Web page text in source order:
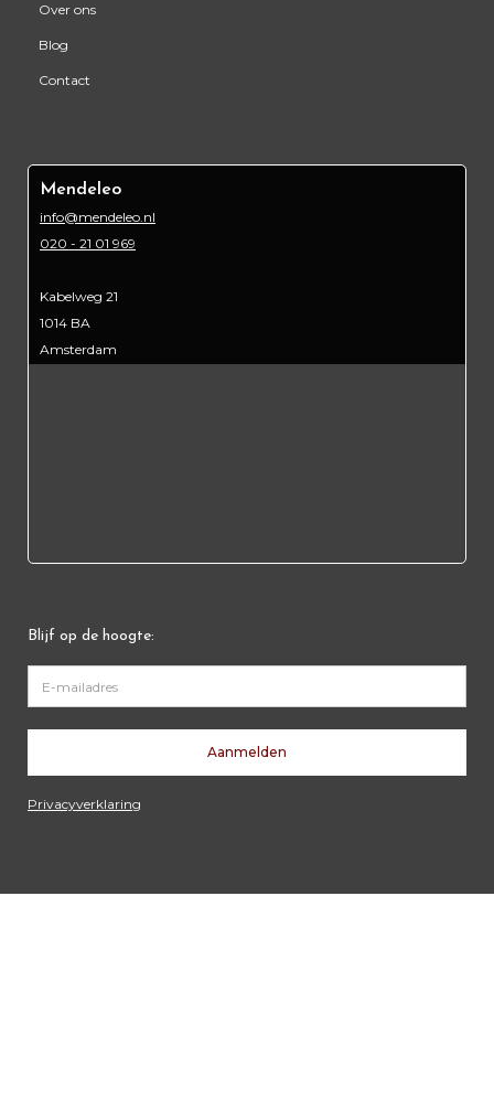
Over ons
Blog
Contact
Mendeleo
info@mendeleo.nl
020 - 21 01 969
Kabelweg 21
1014 BA
Amsterdam
Blijf op de hoogte:
Privacyverklaring